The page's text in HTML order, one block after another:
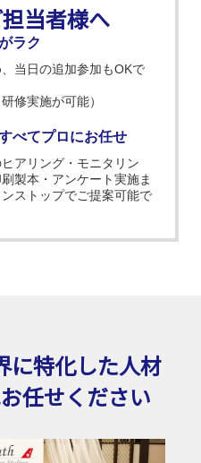
当者様へ
ラク
当日の追加参加もOKで
修実施が可能）
べてプロにお任せ
アリング・モニタリン
製本・アンケート実施ま
ストップでご提案可能で
に特化した人材
任せください